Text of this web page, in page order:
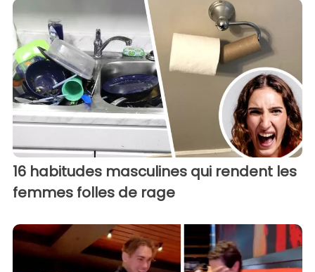
16 habitudes masculines qui rendent les
femmes folles de rage